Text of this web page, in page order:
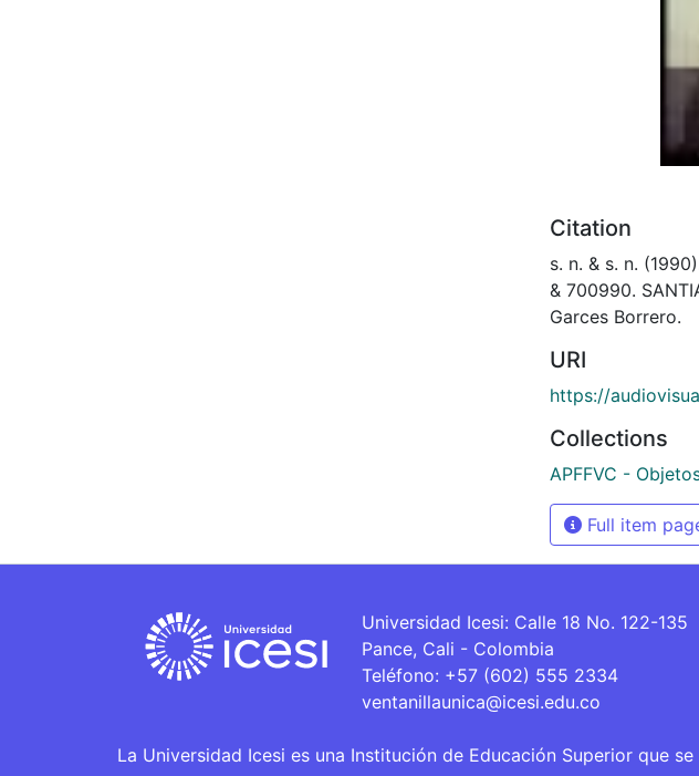
Citation
s. n. & s. n.
& 700990.
Garces Borrero.
URI
https://
Collections
APFFVC -
Full item
Universidad Icesi: Calle 18 No. 122-135
Pance, Cali - Colombia
Teléfono: +57 (602) 555 2334
ventanillaunica@icesi.edu.co
La Universidad Icesi es una Institución de Educación Superior que